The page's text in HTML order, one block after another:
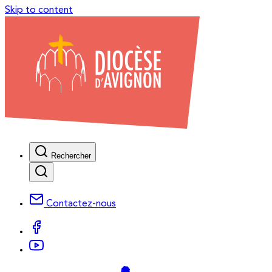
Skip to content
Rechercher
Contactez-nous